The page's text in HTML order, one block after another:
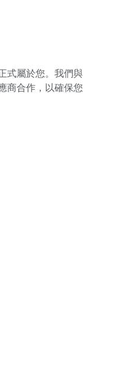
式屬於您。我們與
商合作，以確保您